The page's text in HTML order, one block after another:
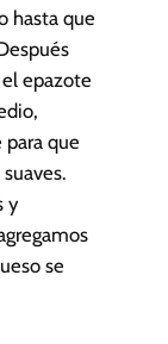
hasta que
epazote
que
y
se